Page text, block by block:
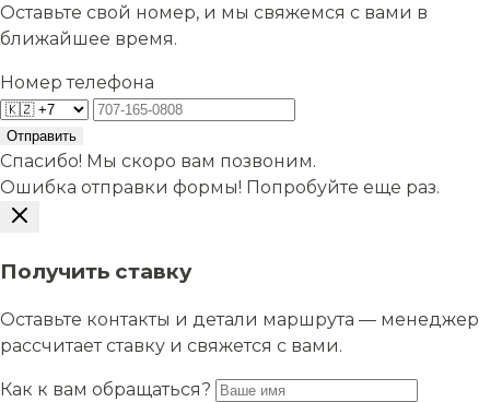
Оставьте свой номер, и мы свяжемся с вами в
ближайшее время.
Номер телефона
Отправить
Спасибо! Мы скоро вам позвоним.
Ошибка отправки формы! Попробуйте еще раз.
Получить ставку
Оставьте контакты и детали маршрута — менеджер
рассчитает ставку и свяжется с вами.
Как к вам обращаться?